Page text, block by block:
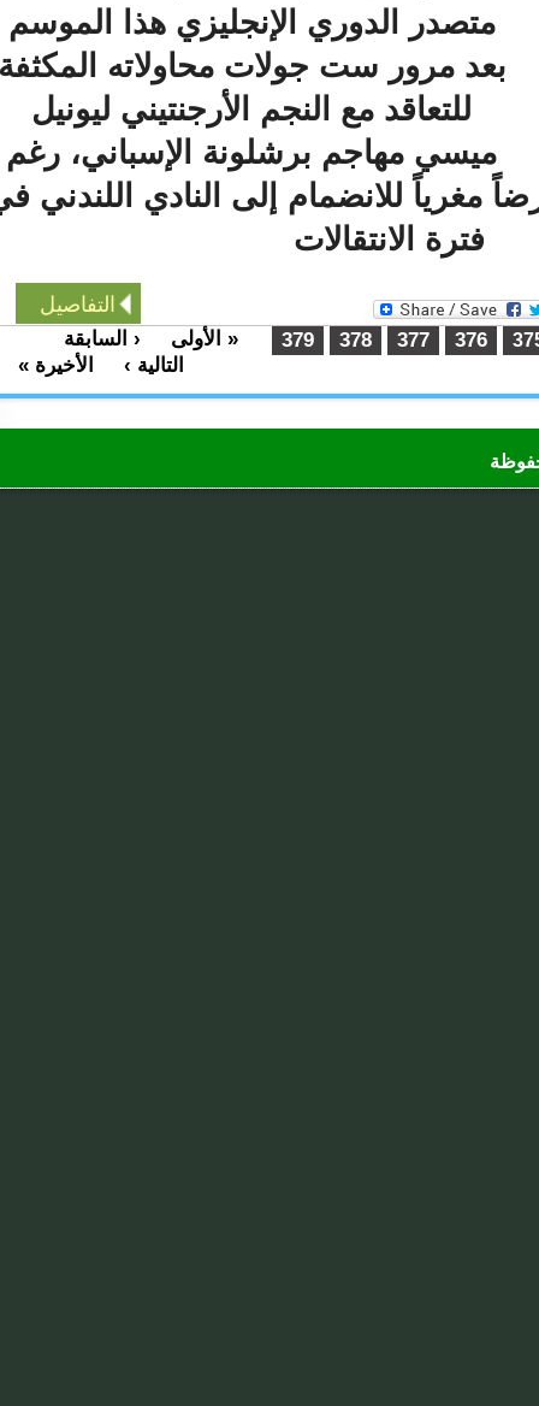
متصدر الدوري الإنجليزي هذا الموسم
بعد مرور ست جولات محاولاته المكثفة
للتعاقد مع النجم الأرجنتيني ليونيل
ميسي مهاجم برشلونة الإسباني، رغم
للانضمام إلى النادي اللندني في
فترة الانتقالات
التفاصيل
« الأولى ‹ السابقة 376
377
378
379
التالية › الأخيرة »